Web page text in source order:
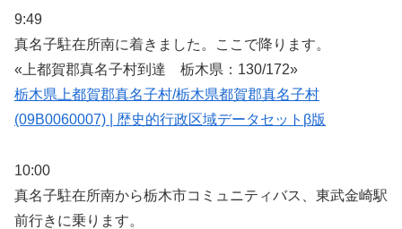
9:49
真名子駐在所南に着きました。ここで降ります。
«上都賀郡真名子村到達 栃木県：130/172»
栃木県上都賀郡真名子村/栃木県都賀郡真名子村
(09B0060007) | 歴史的行政区域データセットβ版
10:00
真名子駐在所南から栃木市コミュニティバス、東武金崎駅
前行きに乗ります。